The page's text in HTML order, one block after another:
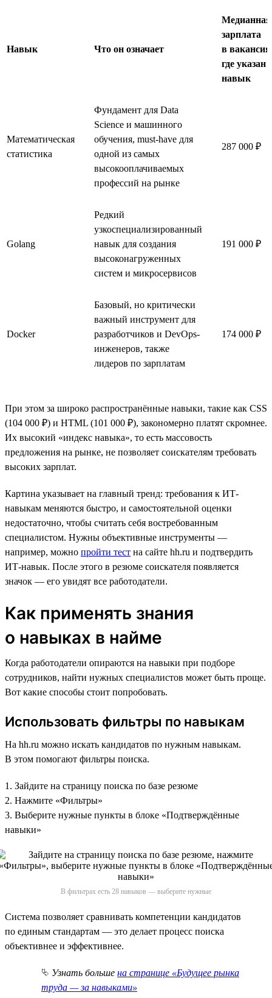
Навык Что он означает
Медианная
зарплата
в
где указан
навык
Математическая
статистика
Фундамент для Data
Science и машинного
обучения, must-have для
одной из самых
высокооплачиваемых
профессий на рынке
287 000 ₽
Golang
Редкий
узкоспециализированный
навык для создания
высоконагруженных
систем и микросервисов
191 000 ₽
Docker
Базовый, но критически
важный инструмент для
разработчиков и DevOps-
инженеров, также
лидеров по зарплатам
174 000 ₽
При этом за широко распространённые навыки, такие как CSS
(104 000 ₽) и HTML (101 000 ₽), закономерно платят скромнее.
Их высокий «индекс навыка», то есть массовость
предложения на рынке, не позволяет соискателям требовать
высоких зарплат.
Картина указывает на главный тренд: требования к ИТ-
навыкам меняются быстро, и самостоятельной оценки
недостаточно, чтобы считать себя востребованным
специалистом. Нужны объективные инструменты —
например, можно пройти тест на сайте hh.ru и подтвердить
ИТ-навык. После этого в резюме соискателя появляется
значок — его увидят все работодатели.
Как применять знания
о навыках в найме
Когда работодатели опираются на навыки при подборе
сотрудников, найти нужных специалистов может быть проще.
Вот какие способы стоит попробовать.
Использовать фильтры по навыкам
На hh.ru можно искать кандидатов по нужным навыкам.
В этом помогают фильтры поиска.
1. Зайдите на страницу поиска по базе резюме
2. Нажмите «Фильтры»
3. Выберите нужные пункты в блоке «Подтверждённые
навыки»
В фильтрах есть 28 навыков — выберите нужные
Система позволяет сравнивать компетенции кандидатов
по единым стандартам — это делает процесс поиска
объективнее и эффективнее.
⮱ Узнать больше на странице «Будущее рынка
труда — за навыками»